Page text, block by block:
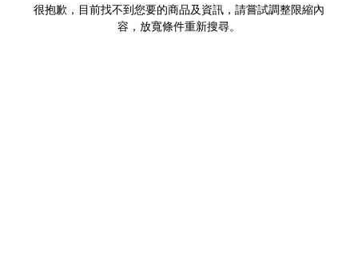
很抱歉，目前找不到您要的商品及資訊，請嘗試調整限縮內
容，放寬條件重新搜尋。